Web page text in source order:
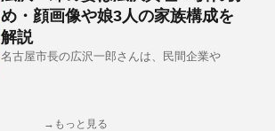
め・顔画像や娘3人の家族構成を
解説
名古屋市長の広沢一郎さんは、民間企業や
→もっと見る